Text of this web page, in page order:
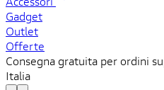
Gadget
Outlet
Offerte
Consegna gratuita per ordini
Italia